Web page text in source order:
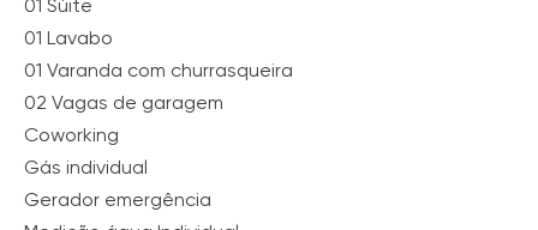
01 Súite
01 Lavabo
01 Varanda com churrasqueira
02 Vagas de garagem
Coworking
Gás individual
Gerador emergência